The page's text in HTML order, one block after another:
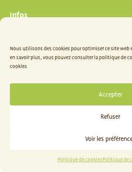
Nous utilisons des cookies pour optimiser ce site web
en savoir plus, vous pouvez consulter la politique de
cookies
Accepter
Refuser
Voir les
Politique de cookiesPolitique de
Infos
0495 79 86 33 -info@asblrcr.be
© 2022 Réseau de Collectifs en Recherche de